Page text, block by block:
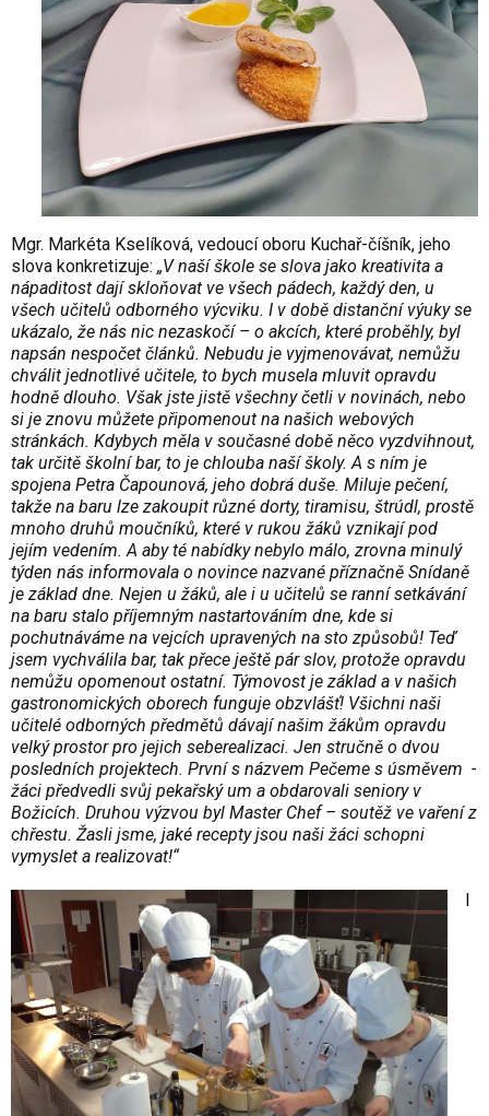
Mgr. Markéta Kselíková, vedoucí oboru Kuchař-číšník, jeho
slova konkretizuje: „V naší škole se slova jako kreativita a
nápaditost dají skloňovat ve všech pádech, každý den, u
všech učitelů odborného výcviku. I v době distanční výuky se
ukázalo, že nás nic nezaskočí – o akcích, které proběhly, byl
napsán nespočet článků. Nebudu je vyjmenovávat, nemůžu
chválit jednotlivé učitele, to bych musela mluvit opravdu
hodně dlouho. Však jste jistě všechny četli v novinách, nebo
si je znovu můžete připomenout na našich webových
stránkách. Kdybych měla v současné době něco vyzdvihnout,
tak určitě školní bar, to je chlouba naší školy. A s ním je
spojena Petra Čapounová, jeho dobrá duše. Miluje pečení,
takže na baru lze zakoupit různé dorty, tiramisu, štrúdl, prostě
mnoho druhů moučníků, které v rukou žáků vznikají pod
jejím vedením. A aby té nabídky nebylo málo, zrovna minulý
týden nás informovala o novince nazvané příznačně Snídaně
je základ dne. Nejen u žáků, ale i u učitelů se ranní setkávání
na baru stalo příjemným nastartováním dne, kde si
pochutnáváme na vejcích upravených na sto způsobů! Teď
jsem vychválila bar, tak přece ještě pár slov, protože opravdu
nemůžu opomenout ostatní. Týmovost je základ a v našich
gastronomických oborech funguje obzvlášť! Všichni naši
učitelé odborných předmětů dávají našim žákům opravdu
velký prostor pro jejich seberealizaci. Jen stručně o dvou
posledních projektech. První s názvem Pečeme s úsměvem -
žáci předvedli svůj pekařský um a obdarovali seniory v
Božicích. Druhou výzvou byl Master Chef – soutěž ve vaření z
chřestu. Žasli jsme, jaké recepty jsou naši žáci schopni
vymyslet a realizovat!“
I